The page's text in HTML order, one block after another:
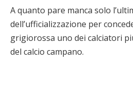
A quanto pare manca solo
dell’ufficializzazione per
grigiorossa uno dei calciatori
del calcio campano.